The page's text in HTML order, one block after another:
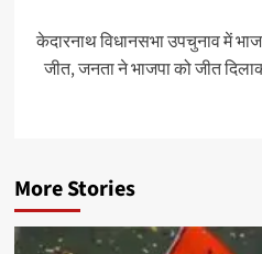
केदारनाथ विधानसभा उपचुनाव में
जीत, जनता ने भाजपा को जीत
More Stories